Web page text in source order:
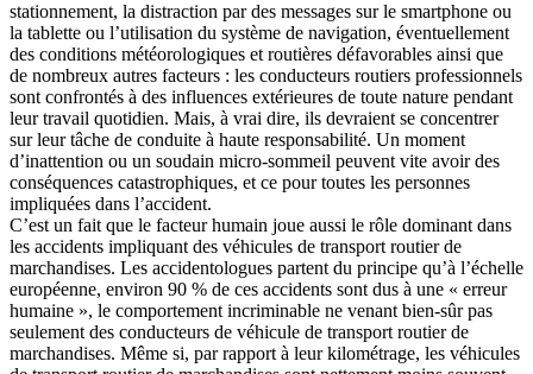
stationnement, la distraction par des messages sur le smartphone ou
la tablette ou l’utilisation du système de navigation, éventuellement
des conditions météorologiques et routières défavorables ainsi que
de nombreux autres facteurs : les conducteurs routiers professionnels
sont confrontés à des influences extérieures de toute nature pendant
leur travail quotidien. Mais, à vrai dire, ils devraient se concentrer
sur leur tâche de conduite à haute responsabilité. Un moment
d’inattention ou un soudain micro-sommeil peuvent vite avoir des
conséquences catastrophiques, et ce pour toutes les personnes
impliquées dans l’accident.
C’est un fait que le facteur humain joue aussi le rôle dominant dans
les accidents impliquant des véhicules de transport routier de
marchandises. Les accidentologues partent du principe qu’à l’échelle
européenne, environ 90 % de ces accidents sont dus à une « erreur
humaine », le comportement incriminable ne venant bien-sûr pas
seulement des conducteurs de véhicule de transport routier de
marchandises. Même si, par rapport à leur kilométrage, les véhicules